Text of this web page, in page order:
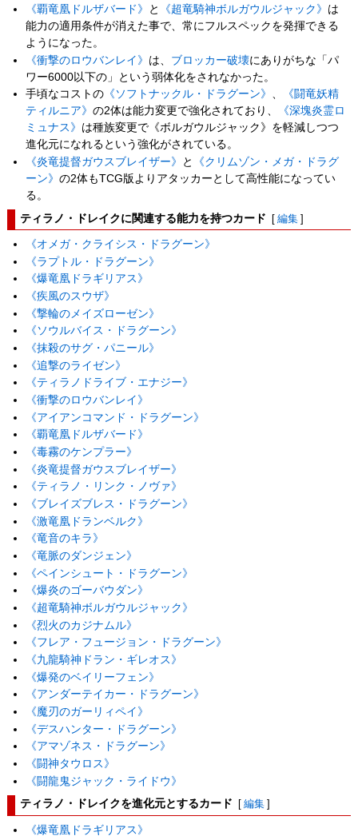
《覇竜凰ドルザバード》
と 《超竜騎神ボルガウルジャック》 は
能力の適用条件が消えた事で、常にフルスペックを発揮できる
ようになった。
《衝撃のロウバンレイ》 は、 ブロッカー破壊にありがちな「パ
ワー6000以下の」という弱体化をされなかった。
手頃なコストの 《ソフトナックル・ドラグーン》 、
《闘竜妖精
ティルニア》の2体は能力変更で強化されており、
《深塊炎霊ロ
ミュナス》 は種族変更で《ボルガウルジャック》を軽減しつつ
進化元になれるという強化がされている。
《炎竜提督ガウスブレイザー》
と
《クリムゾン・メガ・ドラグ
ーン》の2体もTCG版よりアタッカーとして高性能になってい
る。
ティラノ・ドレイクに関連する能力を持つカード [ 編集 ]
《オメガ・クライシス・ドラグーン》
《ラプトル・ドラグーン》
《爆竜凰ドラギリアス》
《疾風のスウザ》
《撃輪のメイズローゼン》
《ソウルバイス・ドラグーン》
《抹殺のサグ・パニール》
《追撃のライゼン》
《ティラノドライブ・エナジー》
《衝撃のロウバンレイ》
《アイアンコマンド・ドラグーン》
《覇竜凰ドルザバード》
《毒霧のケンプラー》
《炎竜提督ガウスブレイザー》
《ティラノ・リンク・ノヴァ》
《ブレイズブレス・ドラグーン》
《激竜凰ドランベルク》
《竜音のキラ》
《竜脈のダンジェン》
《ペインシュート・ドラグーン》
《爆炎のゴーバウダン》
《超竜騎神ボルガウルジャック》
《烈火のカジナムル》
《フレア・フュージョン・ドラグーン》
《九龍騎神ドラン・ギレオス》
《爆発のベイリーフェン》
《アンダーテイカー・ドラグーン》
《魔刃のガーリィペイ》
《デスハンター・ドラグーン》
《アマゾネス・ドラグーン》
《闘神タウロス》
《闘龍鬼ジャック・ライドウ》
ティラノ・ドレイクを進化元とするカード [ 編集 ]
《爆竜凰ドラギリアス》